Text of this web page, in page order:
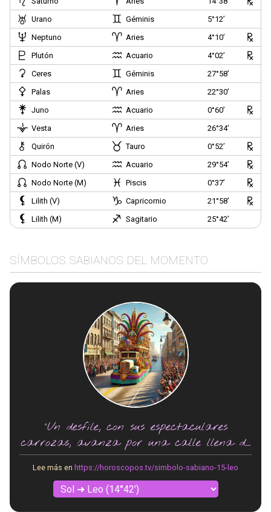
Urano
Géminis
5°12’
Neptuno
Aries
4°10’
Plutón
Acuario
4°02’
Ceres
Géminis
27°58’
Palas
Aries
22°30’
Juno
Acuario
0°60’
Vesta
Aries
26°34’
Quirón
Tauro
0°52’
Nodo Norte (V)
Acuario
29°54’
Nodo Norte (M)
Piscis
0°37’
Lilith (V)
Capricornio
21°58’
Lilith (M)
Sagitario 25°42’
SÍMBOLOS SABIANOS DEL MOMENTO
"Un desfile, con sus espectaculares
carrozas, avanza por una calle llena de
gente vitoreando."
Lee más en https://horoscopos.tv/simbolo-sabiano-15-leo